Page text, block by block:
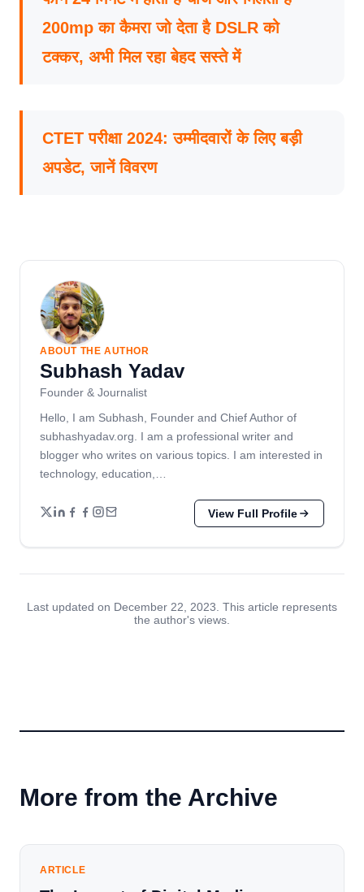
200mp का कैमरा जो देता है DSLR को
टक्कर, अभी मिल रहा बेहद सस्ते में
CTET परीक्षा 2024: उम्मीदवारों के लिए बड़ी
अपडेट, जानें विवरण
ABOUT THE AUTHOR
Subhash Yadav
Founder & Journalist
Hello, I am Subhash, Founder and Chief Author of
subhashyadav.org. I am a professional writer and
blogger who writes on various topics. I am interested in
technology, education,…
View Full Profile
Last updated on December 22, 2023. This article represents
the author's views.
More from the Archive
ARTICLE